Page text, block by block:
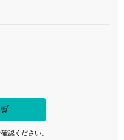
認ください。